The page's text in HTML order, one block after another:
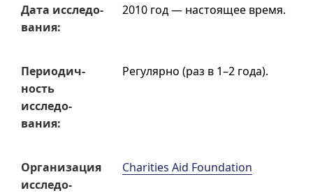
Дата исследо­
вания:
2010 год — настоящее время.
Перио­дич­
ность
исследо­
вания:
Регулярно (раз в 1–2 года).
Органи­зация
исследо­
Charities Aid Foundation